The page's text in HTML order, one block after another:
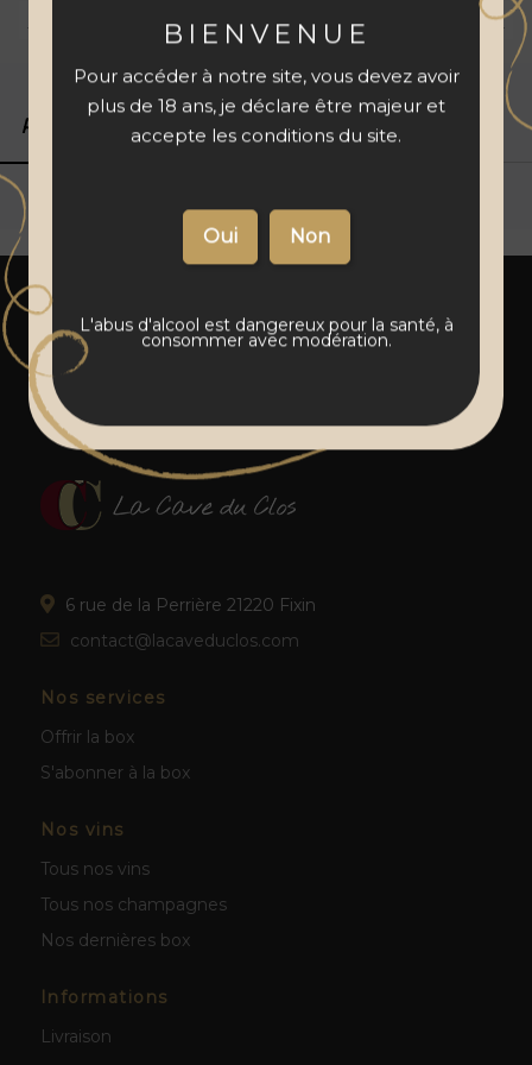
Livraison 48 à 72 h Vins français Paiement sécurisé
Produits associés Détails du produit
6 rue de la Perrière 21220 Fixin
contact@lacaveduclos.com
Nos services
Offrir la box
S'abonner à la box
Nos vins
Tous nos vins
Tous nos champagnes
Nos dernières box
Informations
Livraison
BIENVENUE
Pour accéder à notre site, vous devez avoir
plus de 18 ans, je déclare être majeur et
accepte les conditions du site.
L'abus d'alcool est dangereux pour la santé, à
consommer avec modération.